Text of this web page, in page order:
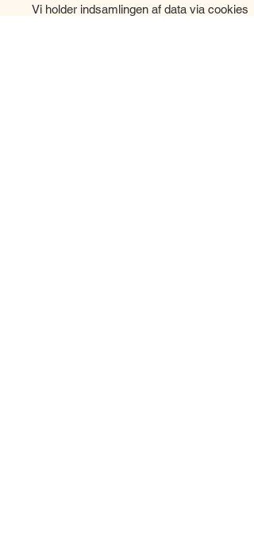
Vi holder indsamlingen af data via cookies